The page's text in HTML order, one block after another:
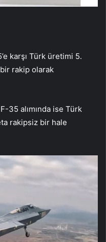
karşı Türk üretimi 5.
bir rakip olarak
35 alımında ise Türk
rakipsiz bir hale